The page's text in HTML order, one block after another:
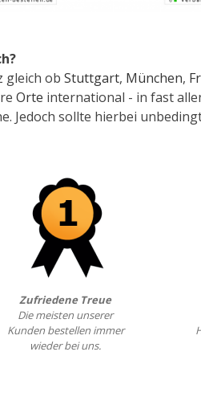
gleich ob Stuttgart, München,
Orte international - in fast
Jedoch sollte hierbei
Zufriedene Treue
Die meisten unserer
Kunden bestellen immer
wieder bei uns.